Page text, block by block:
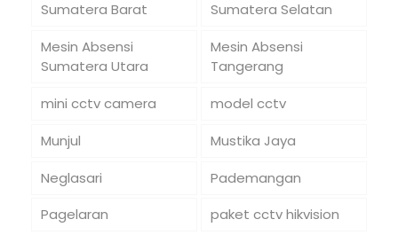
Sumatera Barat
Sumatera Selatan
Mesin Absensi
Sumatera Utara
Mesin Absensi
Tangerang
mini cctv camera
model cctv
Munjul
Mustika Jaya
Neglasari
Pademangan
Pagelaran
paket cctv hikvision